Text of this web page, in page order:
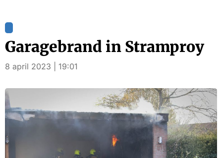
Garagebrand in Stramproy
8 april 2023 | 19:01